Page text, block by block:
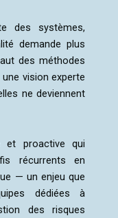
des systèmes,
demande plus
des méthodes
vision experte
ne deviennent
et proactive qui
récurrents en
— un enjeu que
dédiées à
des risques